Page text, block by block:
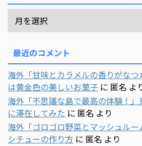
最近のコメント
海外「甘味とカラメルの香りがな
は黄金色の美しいお菓子 に 匿名 よ
海外「不思議な島で最高の体験！
に滞在してみた に 匿名 より
海外「ゴロゴロ野菜とマッシュル
シチューの作り方 に 匿名 より